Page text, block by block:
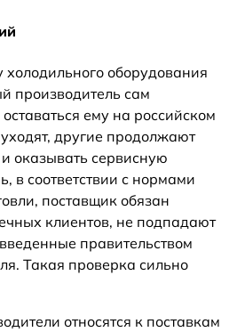
оборудования
производитель сам
ему на российском
другие продолжают
оказывать сервисную
в соответствии с нормами
поставщик обязан
клиентов, не подпадают
правительством
Такая проверка сильно
относятся к поставкам